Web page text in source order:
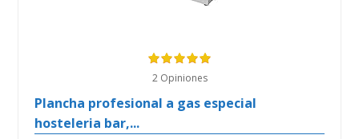
2 Opiniones
Plancha profesional a gas especial
hosteleria bar,...